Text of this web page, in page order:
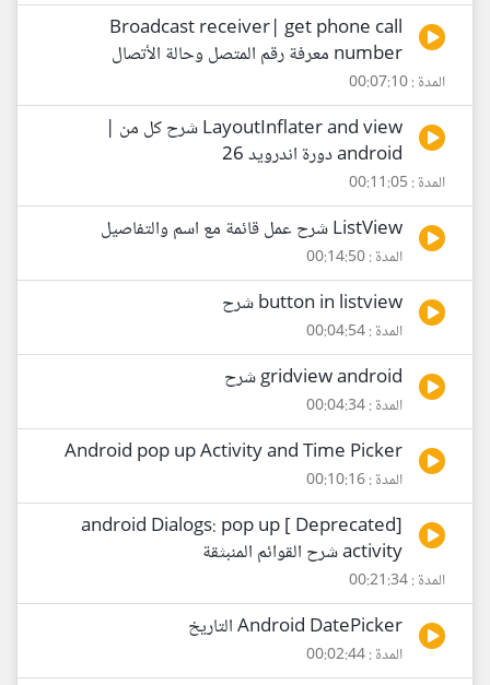
Broadcast receiver| get phone call
number معرفة رقم المتصل وحالة الأتصال
المدة : 00:07:10
LayoutInflater and view شرح كل من |
android دورة اندرويد 26
المدة : 00:11:05
ListView شرح عمل قائمة مع اسم والتفاصيل
المدة : 00:14:50
button in listview شرح
المدة : 00:04:54
gridview android شرح
المدة : 00:04:34
Android pop up Activity and Time Picker
المدة : 00:10:16
[Deprecated ] android Dialogs: pop up
activity شرح القوائم المنبثقة
المدة : 00:21:34
Android DatePicker التاريخ
المدة : 00:02:44